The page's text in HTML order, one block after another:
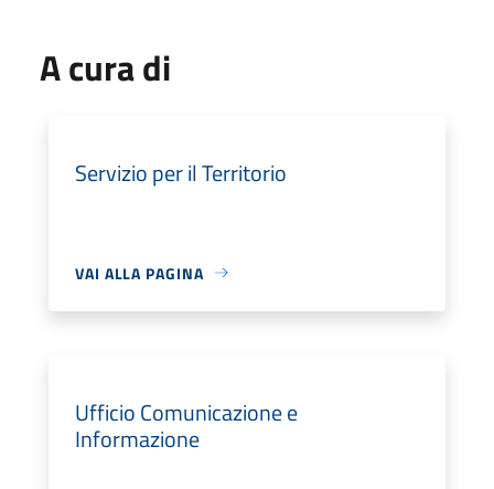
A cura di
Servizio per il Territorio
VAI ALLA PAGINA
Ufficio Comunicazione e
Informazione